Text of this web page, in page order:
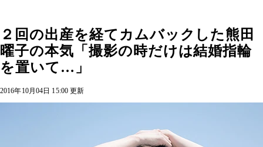
２回の出産を経てカムバックした熊田
曜子の本気「撮影の時だけは結婚指輪
を置いて…」
2016年10月04日 15:00 更新